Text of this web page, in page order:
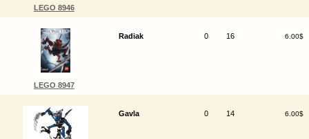
LEGO 8946
LEGO 8947
Radiak 0 16 6.00$
Gavla 0 14 6.00$